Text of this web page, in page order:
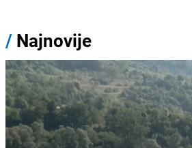
/ Najnovije